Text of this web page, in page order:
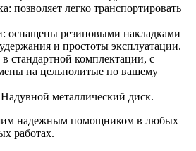
позволяет легко транспортировать
оснащены резиновыми накладками
и простоты эксплуатации.
стандартной комплектации, с
на цельнолитые по вашему
металлический диск.
надежным помощником в любых
работах.